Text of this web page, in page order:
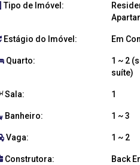
Tipo de Imóvel:
Estágio do Imóvel: Em
Quarto:
1 ~ 2
suíte)
Sala: 1
Banheiro: 1 ~ 3
Vaga: 1 ~ 2
Construtora: Back